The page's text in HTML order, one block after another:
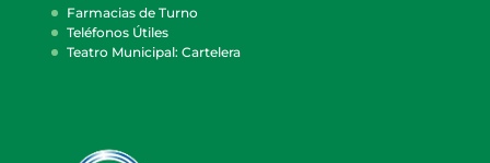
Farmacias de Turno
Teléfonos Útiles
Teatro Municipal: Cartelera